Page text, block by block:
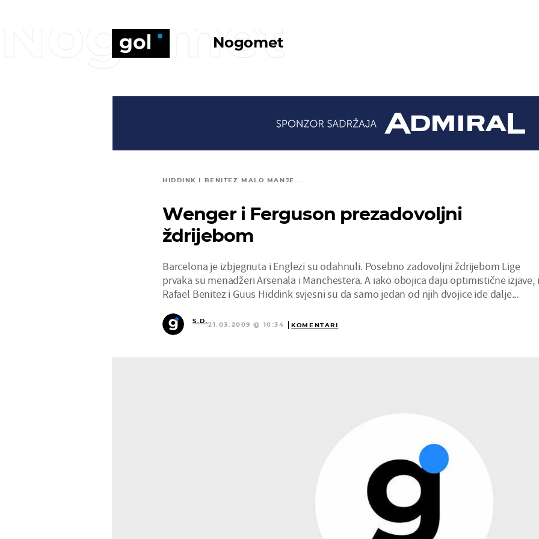
Nogomet
Nogomet
HIDDINK I BENITEZ MALO MANJE...
Wenger i Ferguson prezadovoljni
ždrijebom
Barcelona je izbjegnuta i Englezi su odahnuli. Posebno zadovoljni ždrijebom Lige
prvaka su menadžeri Arsenala i Manchestera. A iako obojica daju optimistične izjave, i
Rafael Benitez i Guus Hiddink svjesni su da samo jedan od njih dvojice ide dalje...
S.D.
21.03.2009 @ 10:34 KOMENTARI